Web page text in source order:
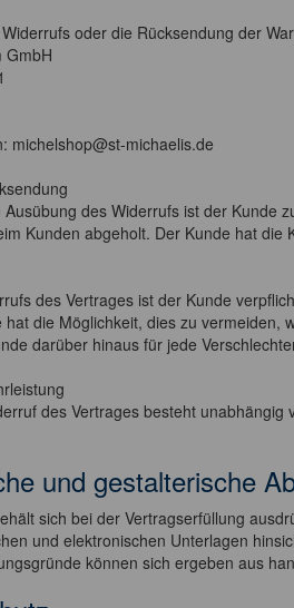
oder die Rücksendung der
GmbH
michelshop@st-michaelis.de
des Widerrufs ist der Kunde
Kunden abgeholt. Der Kunde hat die
des Vertrages ist der Kunde
hat die Möglichkeit, dies zu
darüber hinaus für jede
des Vertrages besteht
und gestalterische
sich bei der Vertragserfüllung
und elektronischen Unterlagen
können sich ergeben aus